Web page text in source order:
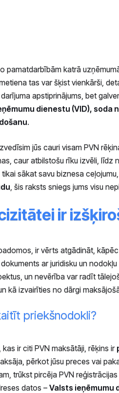
pamatdarbībām katrā
tas var šķist vienkārši,
apstiprinājums, bet
dienestu (VID), soda
.
jūs cauri visam PVN
caur atbilstošu rīku izvēli, līdz
sākat savu biznesa
, šis raksts sniegs jums visu
ir
ir vērts atgādināt,
dokuments ar juridisku un
un nevērība var radīt
kā izvairīties no dārgi
priekšnodokli?
ir citi PVN maksātāji, rēķins ir
pērkot jūsu preces vai
trūkst pircēja PVN
datos – Valsts ieņēmumu